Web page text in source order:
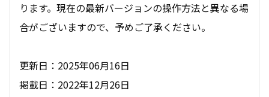
ります。現在の最新バージョンの操作方法と異なる場
合がございますので、予めご了承ください。
更新日：2025年06月16日
掲載日：2022年12月26日